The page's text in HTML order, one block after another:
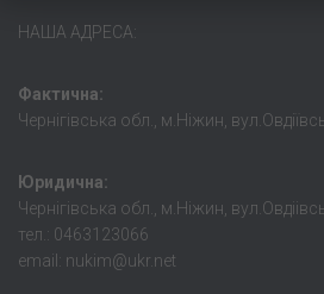
НАША АДРЕСА:
Фактична:
Чернігівська обл., м.Ніжин,
Юридична:
Чернігівська обл., м.Ніжин,
тел.: 0463123066
email: nukim@ukr.net